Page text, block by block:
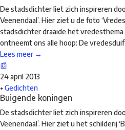
De stadsdichter liet zich inspireren
Veenendaal’. Hier ziet u de foto
stadsdichter draaide het
ontneemt ons alle hoop: De
Lees meer →
📰
24 april 2013
• Gedichten
Buigende koningen
De stadsdichter liet zich inspireren
Veenendaal’. Hier ziet u het schilderij